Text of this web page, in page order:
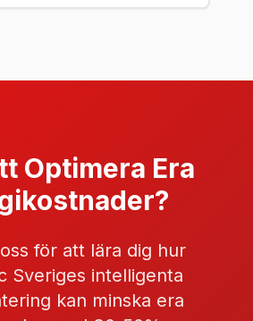
Optimera Era
för att lära dig hur
Sveriges intelligenta
kan minska era